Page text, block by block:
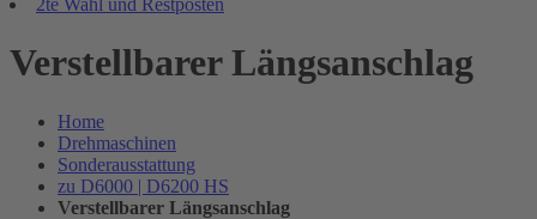
2te Wahl und Restposten
Verstellbarer Längsanschlag
Home
Drehmaschinen
Sonderausstattung
zu D6000 | D6200 HS
Verstellbarer Längsanschlag